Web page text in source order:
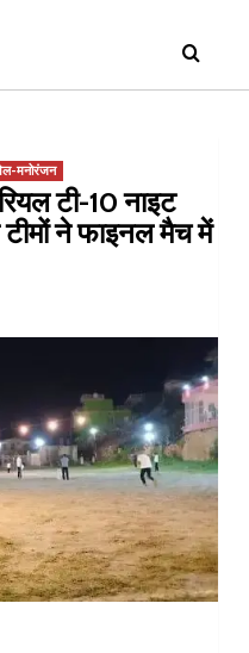
Menu
मनोरंजन
टी-10 नाइट
टीमों ने फाइनल मैच में